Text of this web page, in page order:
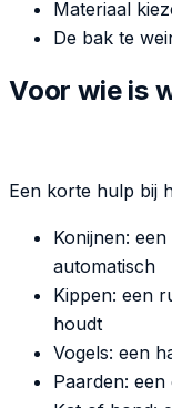
Materiaal
De bak te
Voor wie is
Een korte hulp bij
Konijnen:
automatisch
Kippen: een
houdt
Vogels: een
Paarden: